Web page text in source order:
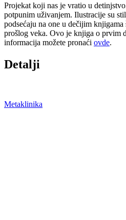
Projekat koji nas je vratio u
potpunim uživanjem. Ilustracije su
podsećaju na one u dečijim
prošlog veka. Ovo je knjiga o prvim
informacija možete pronaći ovde.
Detalji
Metaklinika